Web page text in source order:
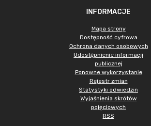
INFORMACJE
Mapa strony
Dostępność cyfrowa
Ochrona danych osobowych
Udostępnienie informacji
publicznej
Ponowne wykorzystanie
Rejestr zmian
Statystyki odwiedzin
Wyjaśnienia skrótów
pojęciowych
RSS